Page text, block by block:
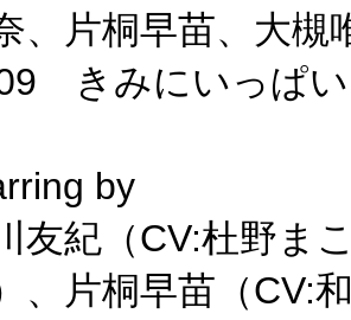
、片桐早苗、大槻
きみにいっぱ
by
友紀（CV:杜野ま
、片桐早苗（CV: